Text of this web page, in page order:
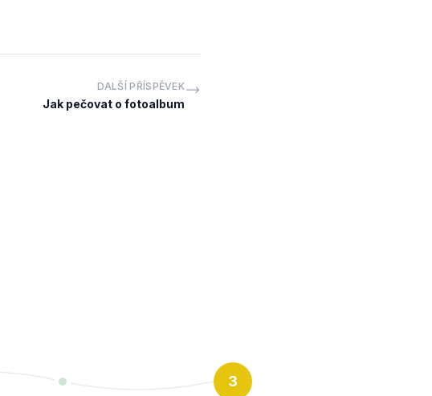
DALŠÍ PŘÍSPĚVEK
Jak pečovat o fotoalbum
3